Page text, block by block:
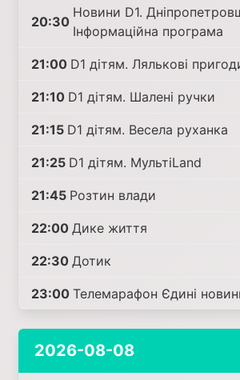
20:30
Новини D1.
Інформаційна програма
21:00 D1 дітям. Лялькові
21:10 D1 дітям. Шалені ручки
21:15 D1 дітям. Весела руханка
21:25 D1 дітям. МультіLand
21:45 Розтин влади
22:00 Дике життя
22:30 Дотик
23:00 Телемарафон Єдині
2026-08-08